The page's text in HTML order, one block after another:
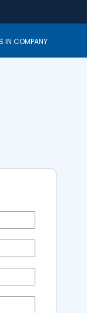
IN COMPANY